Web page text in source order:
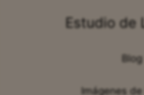
Estudio de
Blog
Imágenes